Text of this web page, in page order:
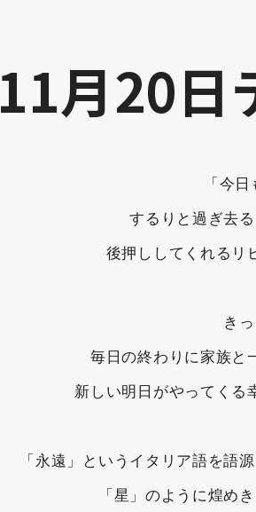
11月20日
「今
するりと過ぎ去
後押ししてくれるリ
き
毎日の終わりに家族と
新しい明日がやってくる
「永遠」というイタリア語を語
「星」のように煌め